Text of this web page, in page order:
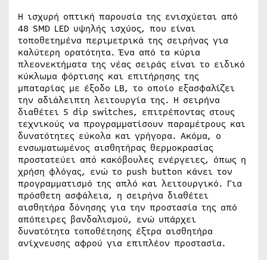
Η ισχυρή οπτική παρουσία της ενισχύεται από
48 SMD LED υψηλής ισχύος, που είναι
τοποθετημένα περιμετρικά της σειρήνας για
καλύτερη ορατότητα. Ένα από τα κύρια
πλεονεκτήματα της νέας σειράς είναι το ειδικό
κύκλωμα φόρτισης και επιτήρησης της
μπαταρίας με έξοδο LB, το οποίο εξασφαλίζει
την αδιάλειπτη λειτουργία της. Η σειρήνα
διαθέτει 5 dip switches, επιτρέποντας στους
τεχνικούς να προγραμματίσουν παραμέτρους και
δυνατότητες εύκολα και γρήγορα. Ακόμα, ο
ενσωματωμένος αισθητήρας θερμοκρασίας
προστατεύει από κακόβουλες ενέργειες, όπως η
χρήση φλόγας, ενώ το push button κάνει τον
προγραμματισμό της απλό και λειτουργικό. Για
πρόσθετη ασφάλεια, η σειρήνα διαθέτει
αισθητήρα δόνησης για την προστασία της από
απόπειρες βανδαλισμού, ενώ υπάρχει
δυνατότητα τοποθέτησης έξτρα αισθητήρα
ανίχνευσης αφρού για επιπλέον προστασία.